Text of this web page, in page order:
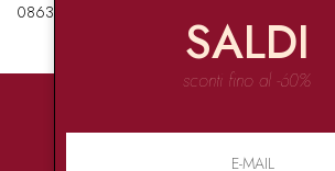
08631871946
SALDI
sconti fino al -60%